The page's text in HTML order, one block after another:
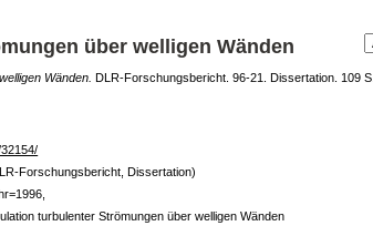
über welligen Wänden
Wänden. DLR-Forschungsbericht. 96-21. Dissertation. 109 S.
Forschungsbericht, Dissertation)
turbulenter Strömungen über welligen Wänden